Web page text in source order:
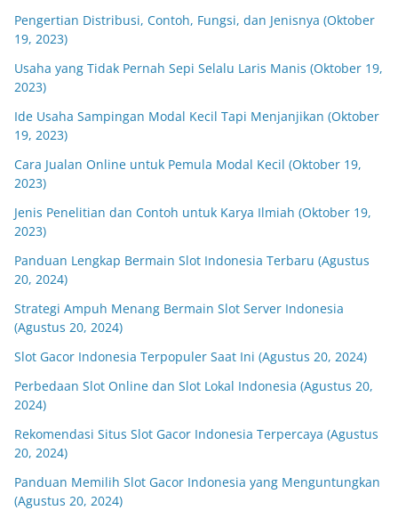
Pengertian Distribusi, Contoh, Fungsi, dan Jenisnya (Oktober
19, 2023)
Usaha yang Tidak Pernah Sepi Selalu Laris Manis (Oktober 19,
2023)
Ide Usaha Sampingan Modal Kecil Tapi Menjanjikan (Oktober
19, 2023)
Cara Jualan Online untuk Pemula Modal Kecil (Oktober 19,
2023)
Jenis Penelitian dan Contoh untuk Karya Ilmiah (Oktober 19,
2023)
Panduan Lengkap Bermain Slot Indonesia Terbaru (Agustus
20, 2024)
Strategi Ampuh Menang Bermain Slot Server Indonesia
(Agustus 20, 2024)
Slot Gacor Indonesia Terpopuler Saat Ini (Agustus 20, 2024)
Perbedaan Slot Online dan Slot Lokal Indonesia (Agustus 20,
2024)
Rekomendasi Situs Slot Gacor Indonesia Terpercaya (Agustus
20, 2024)
Panduan Memilih Slot Gacor Indonesia yang Menguntungkan
(Agustus 20, 2024)